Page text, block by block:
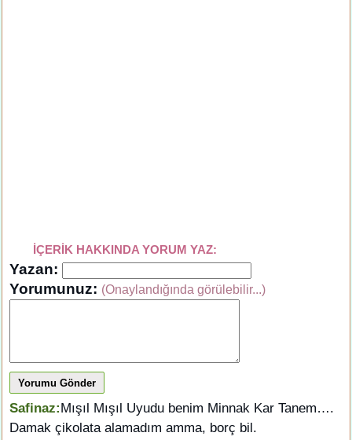
İÇERİK HAKKINDA YORUM YAZ:
Yazan:
Yorumunuz: (Onaylandığında görülebilir...)
Yorumu Gönder
Safinaz:Mışıl Mışıl Uyudu benim Minnak Kar Tanem….
Damak çikolata alamadım amma, borç bil.